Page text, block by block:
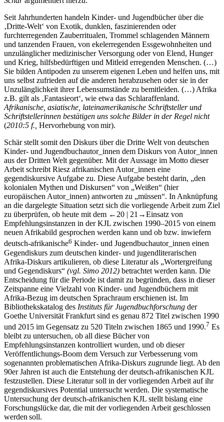
Seit Jahrhunderten handeln Kinder- und Jugendbücher über die
‚Dritte-Welt‘ von Exotik, dunklen, faszinierenden oder
furchterregenden Zauberritualen, Trommel schlagenden Männern
und tanzenden Frauen, von ekelerregenden Essgewohnheiten und
unzulänglicher medizinischer Versorgung oder von Elend, Hunger
und Krieg, hilfsbedürftigen und Mitleid erregenden Menschen. (…)
Sie bilden Antipoden zu unserem eigenen Leben und helfen uns, mit
uns selbst zufrieden auf die anderen herabzusehen oder sie in der
Unzulänglichkeit ihrer Lebensumstände zu bemitleiden. (…) Afrika
z.B. gilt als ‚Fantasieort‘, wie etwa das Schlaraffenland.
Afrikanische, asiatische, lateinamerikanische Schriftsteller und
Schriftstellerinnen bestätigen uns solche Bilder in der Regel nicht
(2010:5 f., Hervorhebung von mir).
Schär stellt somit den Diskurs über die Dritte Welt von deutschen
Kinder- und Jugendbuchautor_innen dem Diskurs von Autor_innen
aus der Dritten Welt gegenüber. Mit der Aussage im Motto dieser
Arbeit schreibt Riesz afrikanischen Autor_innen eine
gegendiskursive Aufgabe zu. Diese Aufgabe besteht darin, „den
kolonialen Mythen und Diskursen“ von „Weißen“ (hier
europäischen Autor_innen) antworten zu „müssen“. In Anknüpfung
an die dargelegte Situation setzt sich die vorliegende Arbeit zum Ziel
zu überprüfen, ob heute mit dem ←20 | 21→Einsatz von
Empfehlungsinstanzen in der KJL zwischen 1990–2015 von einem
neuen Afrikabild gesprochen werden kann und ob bzw. inwiefern
deutsch-afrikanische6 Kinder- und Jugendbuchautor_innen einen
Gegendiskurs zum deutschen kinder- und jugendliterarischen
Afrika-Diskurs artikulieren, ob diese Literatur als „Wortergreifung
und Gegendiskurs“ (vgl. Simo 2012) betrachtet werden kann. Die
Entscheidung für die Periode ist damit zu begründen, dass in dieser
Zeitspanne eine Vielzahl von Kinder- und Jugendbüchern mit
Afrika-Bezug im deutschen Sprachraum erschienen ist. Im
Bibliothekskatalog des Instituts für Jugendbuchforschung der
Goethe Universität Frankfurt sind es genau 872 Titel zwischen 1990
und 2015 im Gegensatz zu 520 Titeln zwischen 1865 und 1990.7 Es
bleibt zu untersuchen, ob all diese Bücher von
Empfehlungsinstanzen kontrolliert wurden, und ob dieser
Veröffentlichungs-Boom dem Versuch zur Verbesserung vom
sogenannten problematischen Afrika-Diskurs zugrunde liegt. Ab den
90er Jahren ist auch die Entstehung der deutsch-afrikanischen KJL
festzustellen. Diese Literatur soll in der vorliegenden Arbeit auf ihr
gegendiskursives Potential untersucht werden. Die systematische
Untersuchung der deutsch-afrikanischen KJL stellt bislang eine
Forschungslücke dar, die mit der vorliegenden Arbeit geschlossen
werden soll.